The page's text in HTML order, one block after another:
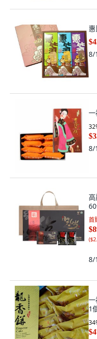
8/
32
8/
首
(
8/
1
34